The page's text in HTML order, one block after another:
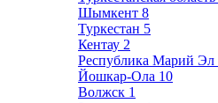
Шымкент 8
Туркестан 5
Кентау 2
Республика Марий Эл
Йошкар-Ола 10
Волжск 1